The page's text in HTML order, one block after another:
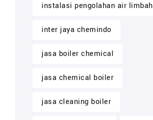
instalasi pengolahan air limbah
inter jaya chemindo
jasa boiler chemical
jasa chemical boiler
jasa cleaning boiler